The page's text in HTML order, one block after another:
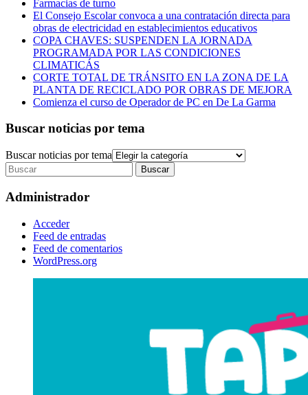
Farmacias de turno
El Consejo Escolar convoca a una contratación directa para
obras de electricidad en establecimientos educativos
COPA CHAVES: SUSPENDEN LA JORNADA
PROGRAMADA POR LAS CONDICIONES
CLIMATICÁS
CORTE TOTAL DE TRÁNSITO EN LA ZONA DE LA
PLANTA DE RECICLADO POR OBRAS DE MEJORA
Comienza el curso de Operador de PC en De La Garma
Buscar noticias por tema
Buscar noticias por tema
Administrador
Acceder
Feed de entradas
Feed de comentarios
WordPress.org